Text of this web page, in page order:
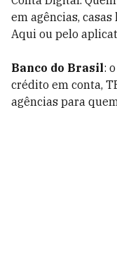
em agências,
Aqui ou pelo
Banco do Brasil:
crédito em conta,
agências para